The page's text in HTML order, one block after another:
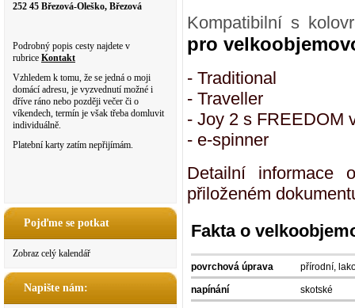
252 45 Březová-Oleško, Březová
Podrobný popis cesty najdete v
rubrice Kontakt
Vzhledem k tomu, že se jedná o moji
domácí adresu, je vyzvednutí možné i
dříve ráno nebo později večer či o
víkendech, termín je však třeba domluvit
individuálně.
Platební karty zatím nepřijímám.
Pojďme se potkat
Zobraz celý kalendář
Napište nám:
Kompatibilní s
pro
- Traditional
- Traveller
- Joy 2 s FREEDOM
- e-spinner
Detailní informace
přiloženém
Fakta o
povrchová úprava přírodní,
napínání skotské